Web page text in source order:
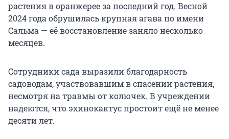
растения в оранжерее за последний год. Весной
2024 года обрушилась крупная агава по имени
Сальма — её восстановление заняло несколько
месяцев.
Сотрудники сада выразили благодарность
садоводам, участвовавшим в спасении растения,
несмотря на травмы от колючек. В учреждении
надеются, что эхинокактус простоит ещё не менее
десяти лет.